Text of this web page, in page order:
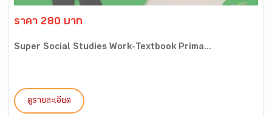
ราคา 280 บาท
Super Social Studies Work-Textbook Prima...
ดูรายละเอียด